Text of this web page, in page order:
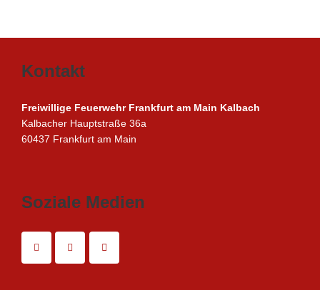
Kontakt
Freiwillige Feuerwehr Frankfurt am Main Kalbach
Kalbacher Hauptstraße 36a
60437 Frankfurt am Main
Soziale Medien